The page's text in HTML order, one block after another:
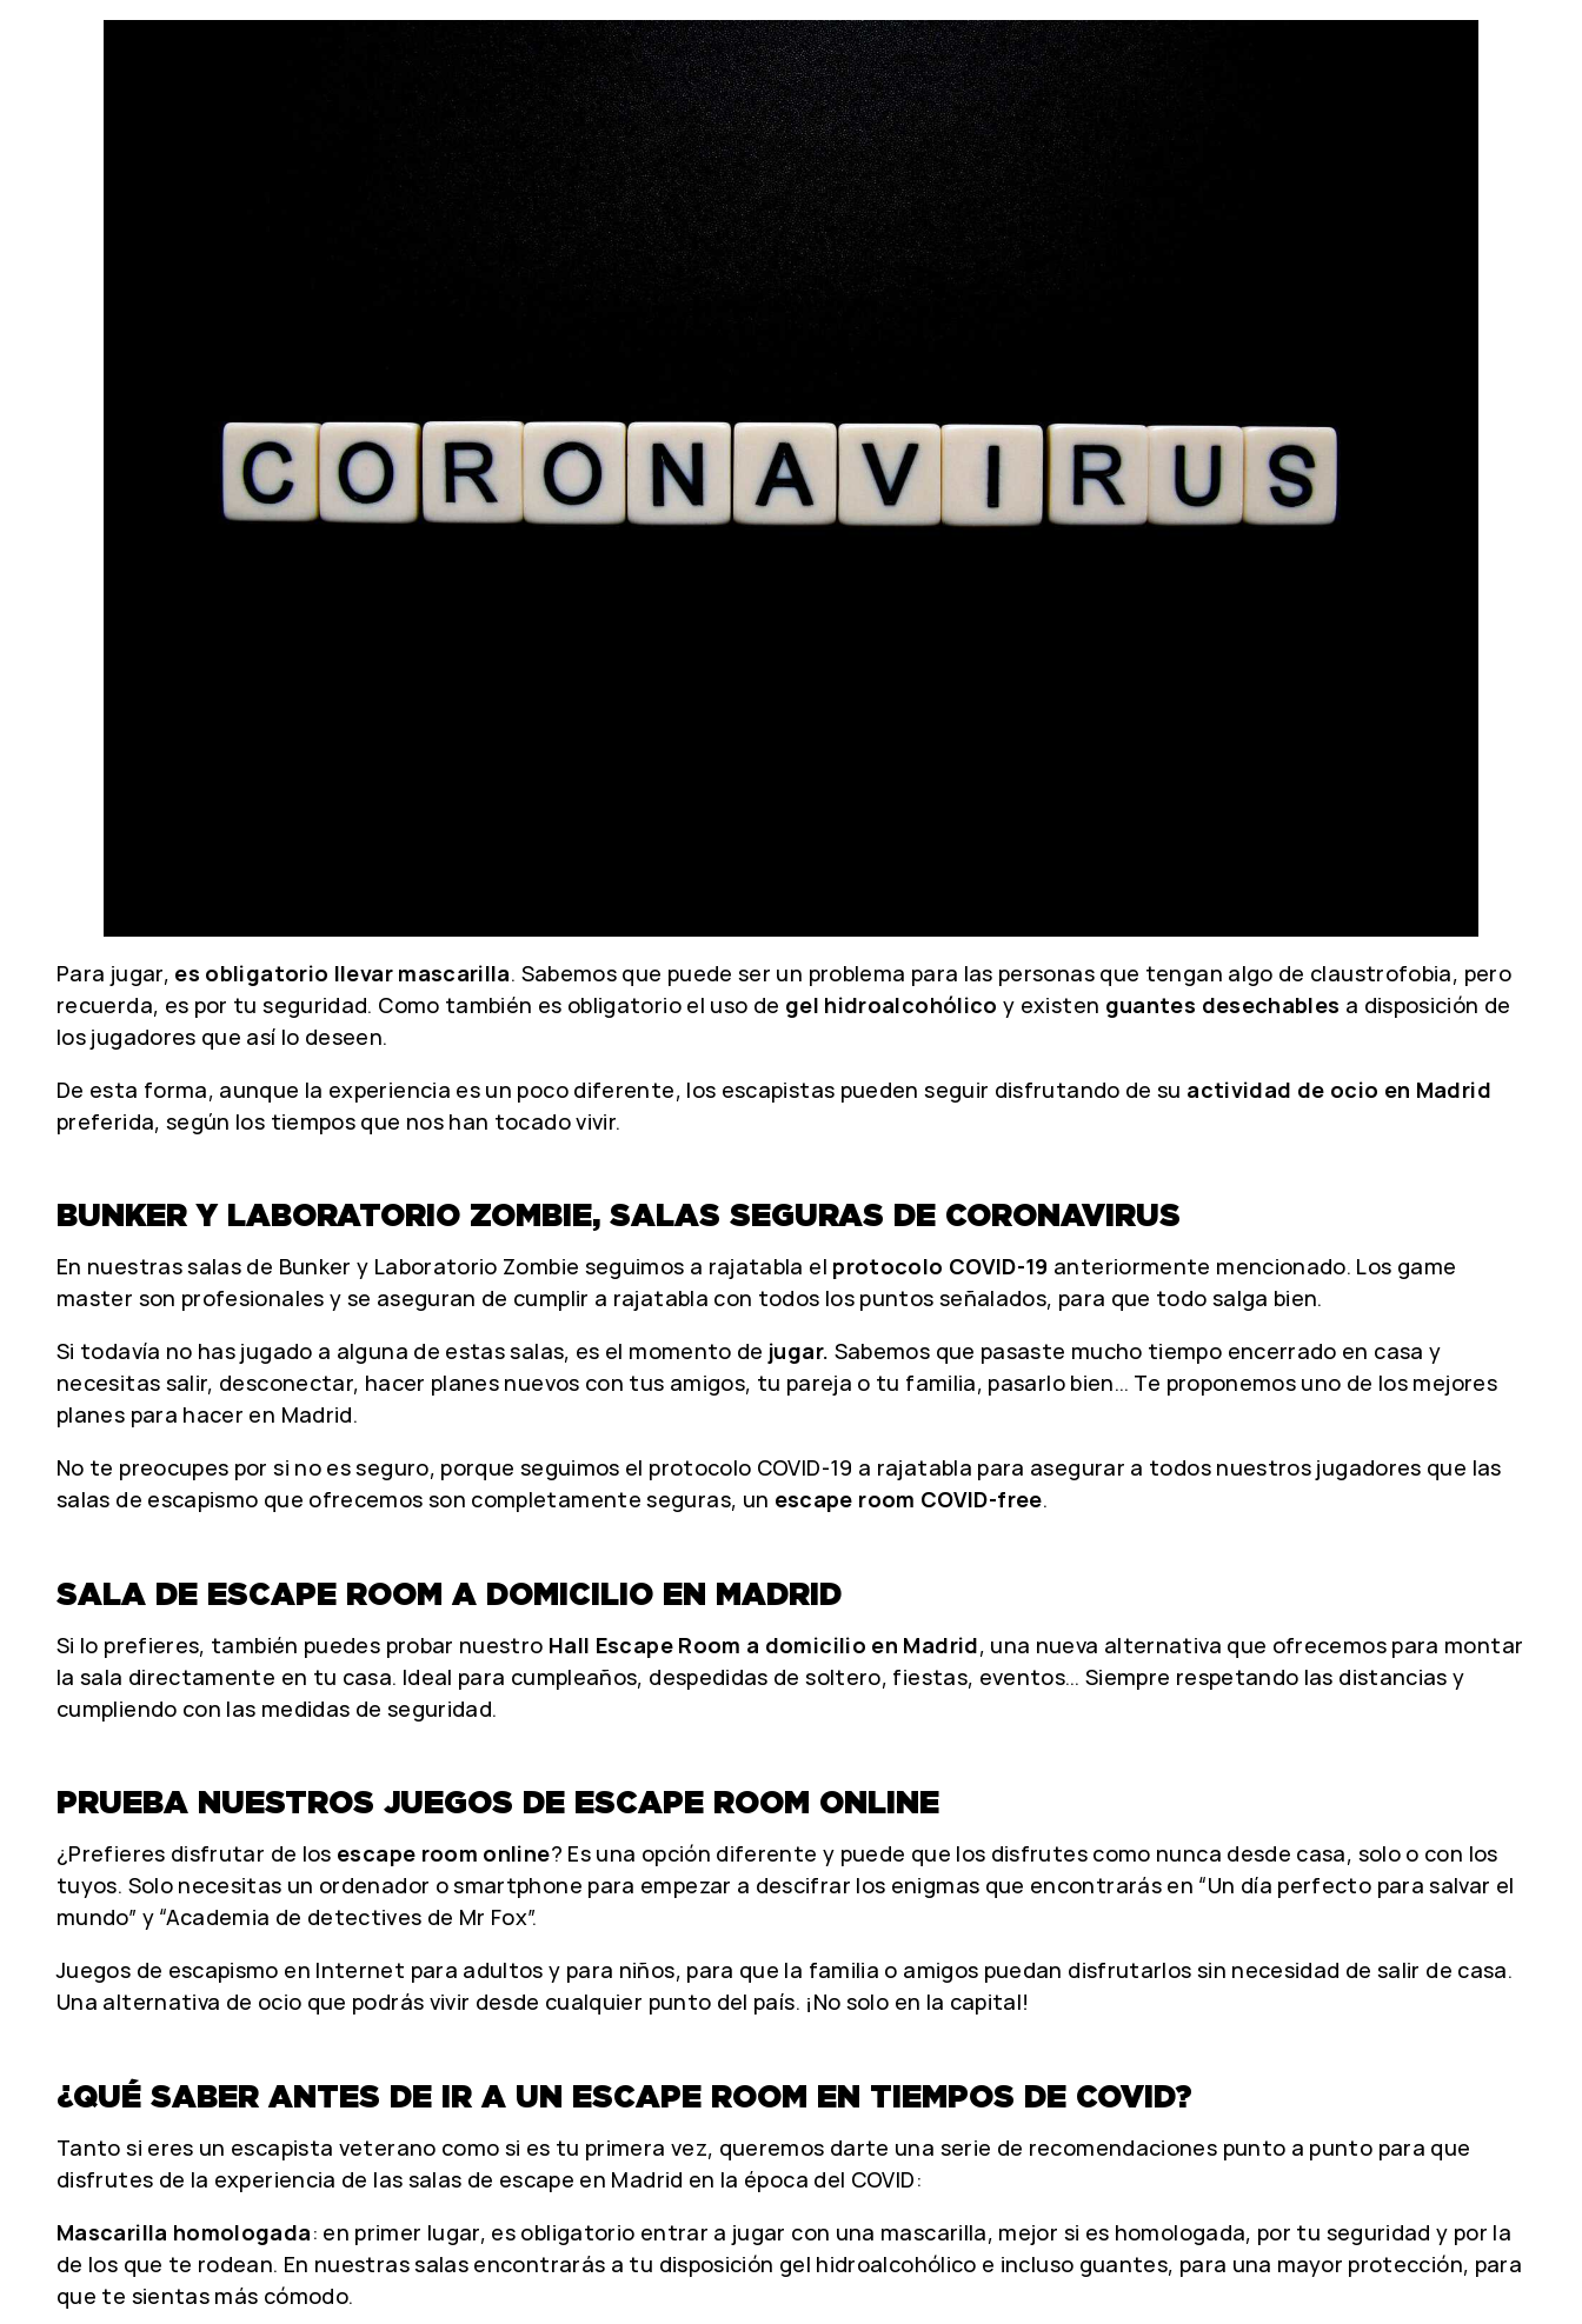
Para jugar, es obligatorio llevar mascarilla. Sabemos que puede ser un problema para las personas que tengan algo de claustrofobia, pero
recuerda, es por tu seguridad. Como también es obligatorio el uso de gel hidroalcohólicoy existen guantes desechables a disposición de
los jugadores que así lo deseen.
De esta forma, aunque la experiencia es un poco diferente, los escapistas pueden seguir disfrutando de su actividad de ocio en Madrid
preferida, según los tiempos que nos han tocado vivir.
BUNKER Y LABORATORIO ZOMBIE, SALAS SEGURAS DE CORONAVIRUS
En nuestras salas de Bunker y Laboratorio Zombie seguimos a rajatabla el protocolo COVID-19 anteriormente mencionado. Los game
master son profesionales y se aseguran de cumplir a rajatabla con todos los puntos señalados, para que todo salga bien.
Si todavía no has jugado a alguna de estas salas, es el momento de jugar. Sabemos que pasaste mucho tiempo encerrado en casa y
necesitas salir, desconectar, hacer planes nuevos con tus amigos, tu pareja o tu familia, pasarlo bien… Te proponemos uno de los mejores
planes para hacer en Madrid.
No te preocupes por si no es seguro, porque seguimos el protocolo COVID-19 a rajatabla para asegurar a todos nuestros jugadores que las
salas de escapismo que ofrecemos son completamente seguras, un escape room COVID-free.
SALA DE ESCAPE ROOM A DOMICILIO EN MADRID
Si lo prefieres, también puedes probar nuestro Hall Escape Room a domicilio en Madrid, una nueva alternativa que ofrecemos para montar
la sala directamente en tu casa. Ideal para cumpleaños, despedidas de soltero, fiestas, eventos… Siempre respetando las distancias y
cumpliendo con las medidas de seguridad.
PRUEBA NUESTROS JUEGOS DE ESCAPE ROOM ONLINE
¿Prefieres disfrutar de los escape room online? Es una opción diferente y puede que los disfrutes como nunca desde casa, solo o con los
tuyos. Solo necesitas un ordenador o smartphone para empezar a descifrar los enigmas que encontrarás en “Un día perfecto para salvar el
mundo” y “Academia de detectives de Mr Fox”.
Juegos de escapismo en Internet para adultos y para niños, para que la familia o amigos puedan disfrutarlos sin necesidad de salir de casa.
Una alternativa de ocio que podrás vivir desde cualquier punto del país. ¡No solo en la capital!
¿QUÉ SABER ANTES DE IR A UN ESCAPE ROOM EN TIEMPOS DE COVID?
Tanto si eres un escapista veterano como si es tu primera vez, queremos darte una serie de recomendaciones punto a punto para que
disfrutes de la experiencia de las salas de escape en Madrid en la época del COVID:
Mascarilla homologada: en primer lugar, es obligatorio entrar a jugar con una mascarilla, mejor si es homologada, por tu seguridad y por la
de los que te rodean. En nuestras salas encontrarás a tu disposición gel hidroalcohólico e incluso guantes, para una mayor protección, para
que te sientas más cómodo.